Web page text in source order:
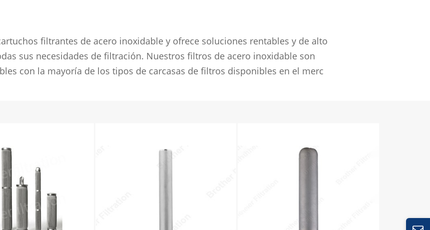
filtrantes de acero inoxidable y ofrece soluciones rentables y de alto
sus necesidades de filtración. Nuestros filtros de acero inoxidable son
con la mayoría de los tipos de carcasas de filtros disponibles en el merc